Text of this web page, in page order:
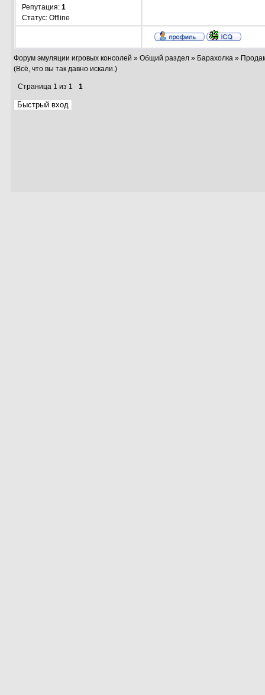
Репутация: 1
Статус: Offline
Форум эмуляции игровых консолей » Общий раздел» Барахолка»
(Всё, что вы так давно искали.)
Страница 1 из 1 1